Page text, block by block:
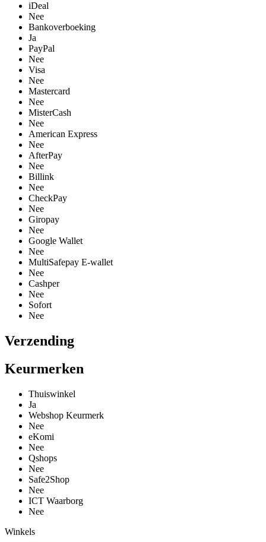
iDeal
Nee
Bankoverboeking
Ja
PayPal
Nee
Visa
Nee
Mastercard
Nee
MisterCash
Nee
American Express
Nee
AfterPay
Nee
Billink
Nee
CheckPay
Nee
Giropay
Nee
Google Wallet
Nee
MultiSafepay E-wallet
Nee
Cashper
Nee
Sofort
Nee
Verzending
Keurmerken
Thuiswinkel
Ja
Webshop Keurmerk
Nee
eKomi
Nee
Qshops
Nee
Safe2Shop
Nee
ICT Waarborg
Nee
Winkels